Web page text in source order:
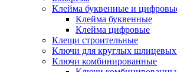
Клейма буквенные и
Клейма буквенные
Клейма цифровые
Клещи строительные
Ключи для круглых шлицевых
Ключи комбинированные